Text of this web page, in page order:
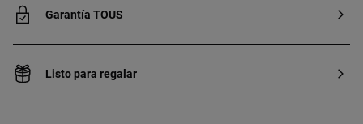
Garantía TOUS
Listo para regalar